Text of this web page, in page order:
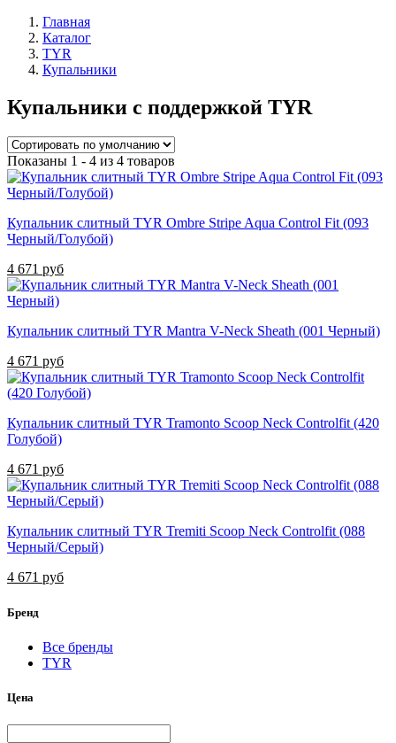
Главная
Каталог
TYR
Купальники
Купальники с поддержкой TYR
Показаны 1 - 4 из 4 товаров
Купальник слитный TYR Ombre Stripe Aqua Control Fit (093
Черный/Голубой)
4 671 руб
Купальник слитный TYR Mantra V-Neck Sheath (001 Черный)
4 671 руб
Купальник слитный TYR Tramonto Scoop Neck Controlfit (420
Голубой)
4 671 руб
Купальник слитный TYR Tremiti Scoop Neck Controlfit (088
Черный/Серый)
4 671 руб
Бренд
Все бренды
TYR
Цена